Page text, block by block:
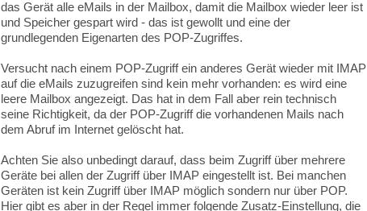
das Gerät alle eMails in der Mailbox, damit die Mailbox wieder leer ist
und Speicher gespart wird - das ist gewollt und eine der
grundlegenden Eigenarten des POP-Zugriffes.
Versucht nach einem POP-Zugriff ein anderes Gerät wieder mit IMAP
auf die eMails zuzugreifen sind kein mehr vorhanden: es wird eine
leere Mailbox angezeigt. Das hat in dem Fall aber rein technisch
seine Richtigkeit, da der POP-Zugriff die vorhandenen Mails nach
dem Abruf im Internet gelöscht hat.
Achten Sie also unbedingt darauf, dass beim Zugriff über mehrere
Geräte bei allen der Zugriff über IMAP eingestellt ist. Bei manchen
Geräten ist kein Zugriff über IMAP möglich sondern nur über POP.
Hier gibt es aber in der Regel immer folgende Zusatz-Einstellung, die